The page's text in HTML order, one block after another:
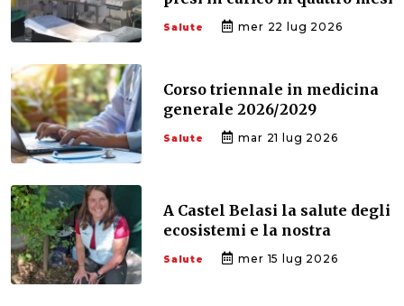
Salute mer 22 lug 2026
Corso triennale in medicina
generale 2026/2029
Salute mar 21 lug 2026
A Castel Belasi la salute degli
ecosistemi e la nostra
Salute mer 15 lug 2026